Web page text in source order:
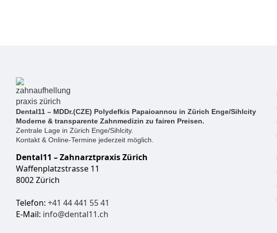
Dental11 – MDDr.(CZE) Polydefkis Papaioannou in Zürich Enge/Sihlcity
Moderne & transparente Zahnmedizin zu fairen Preisen.
Zentrale Lage in Zürich Enge/Sihlcity.
Kontakt & Online-Termine jederzeit möglich.
Dental11 – Zahnarztpraxis Zürich
Waffenplatzstrasse 11
8002 Zürich
Telefon: +41 44 441 55 41
E-Mail: info@dental11.ch